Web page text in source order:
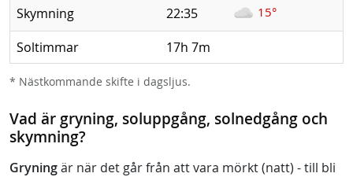
Skymning 22:35 15°
Soltimmar 17h 7m
* Nästkommande skifte i dagsljus.
Vad är gryning, soluppgång, solnedgång och
skymning?
Gryningär när det går från att vara mörkt (natt) - till bli